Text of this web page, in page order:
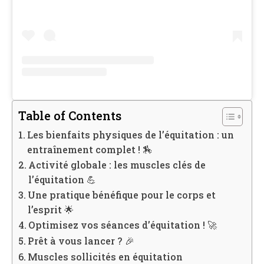
Table of Contents
Les bienfaits physiques de l’équitation : un
entraînement complet ! 🏇
Activité globale : les muscles clés de
l’équitation 💪
Une pratique bénéfique pour le corps et
l’esprit 🌟
Optimisez vos séances d’équitation ! 🚀
Prêt à vous lancer ? 🎉
Muscles sollicités en équitation